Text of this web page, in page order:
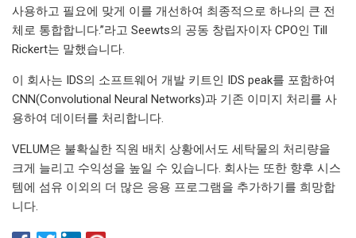
사용하고 필요에 맞게 이를 개선하여 최종적으로 하나의 큰 전
체로 통합합니다.”라고 Seewts의 공동 창립자이자 CPO인 Till
Rickert는 말했습니다.
이 회사는 IDS의 소프트웨어 개발 키트인 IDS peak를 포함하여
CNN(Convolutional Neural Networks)과 기존 이미지 처리를 사
용하여 데이터를 처리합니다.
VELUM은 불확실한 직원 배치 상황에서도 세탁물의 처리량을
크게 늘리고 수익성을 높일 수 있습니다. 회사는 또한 향후 시스
템에 섬유 이외의 더 많은 응용 프로그램을 추가하기를 희망합
니다.